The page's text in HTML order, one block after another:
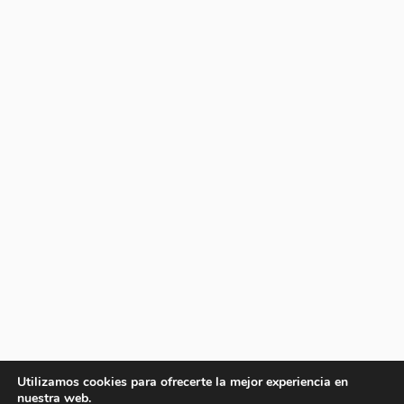
Utilizamos cookies para ofrecerte la mejor experiencia en
nuestra web.